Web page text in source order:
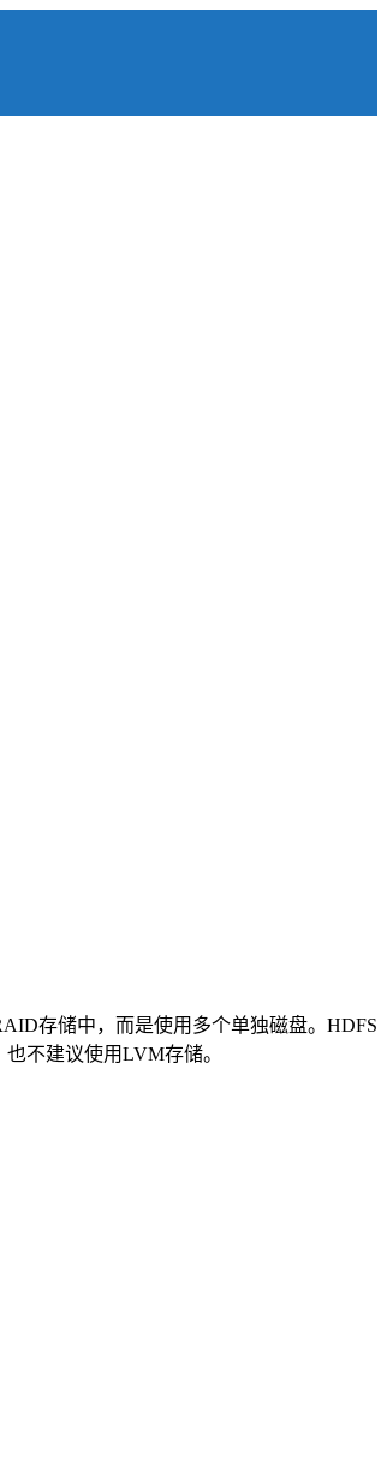
存储中，而是使用多个单独磁盘。HDFS
不建议使用LVM存储。